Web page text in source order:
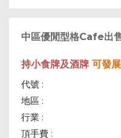
中區優閒型格Cafe出
持小食牌及酒牌 可發
代號 :
地區 :
行業 :
頂手費 :